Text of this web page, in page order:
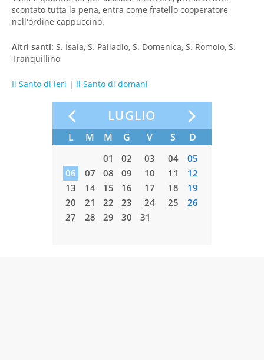
scontato tutta la pena, entra come fratello cooperatore
nell'ordine cappuccino.
Altri santi: S. Isaia, S. Palladio, S. Domenica, S. Romolo, S.
Tranquillino
Il Santo di ieri | Il Santo di domani
LUGLIO
L M M G V S D
01 02 03 04
05
06
07 08 09 10 11
12
13
14 15 16 17 18
19
20
21 22 23 24 25
26
27
28 29 30 31